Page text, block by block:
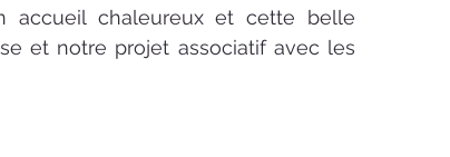
accueil chaleureux et cette belle
et notre projet associatif avec les